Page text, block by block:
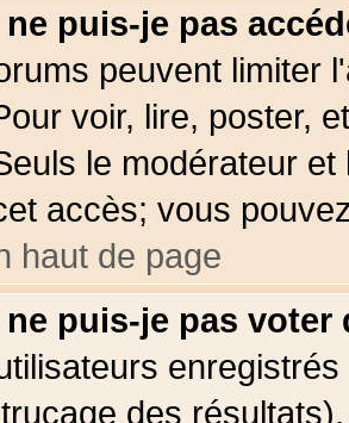
puis-je pas
peuvent limiter
voir, lire, poster,
le modérateur
accès; vous
haut de page
puis-je pas voter
des